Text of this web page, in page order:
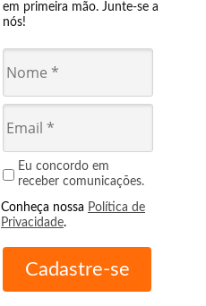
em primeira mão. Junte-se a
nós!
Eu concordo em
receber comunicações.
Conheça nossa Política de
Privacidade.